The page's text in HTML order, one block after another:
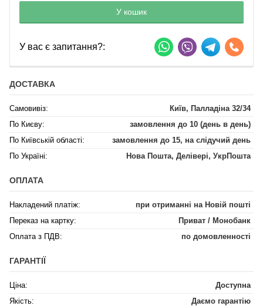
У кошик
У вас є запитання?:
ДОСТАВКА
Самовивіз:
Київ, Палладіна 32/34
По Києву:
замовлення до 10 (день в день)
По Київській області:
замовлення до 15, на слідучий день
По Україні:
Нова Пошта, Делівері, УкрПошта
ОПЛАТА
Накладений платіж:
при отриманні на Новій пошті
Переказ на картку:
Приват / Монобанк
Оплата з ПДВ:
по домовленності
ГАРАНТІЇ
Ціна:
Доступна
Якість:
Даємо гарантію